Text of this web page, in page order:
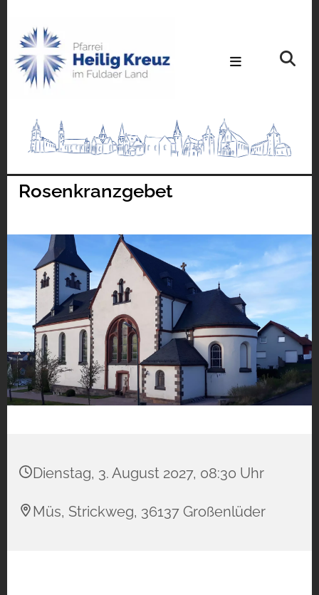
Rosenkranzgebet
Dienstag, 3. August 2027, 08:30 Uhr
Müs, Strickweg, 36137 Großenlüder